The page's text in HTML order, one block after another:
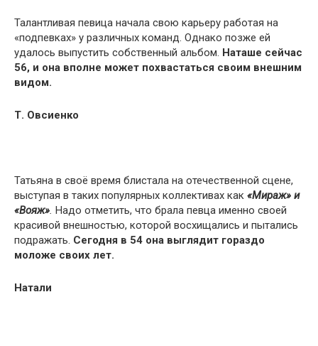
Талантливая певица начала свою карьеру работая на
«подпевках» у различных команд. Однако позже ей
удалось выпустить собственный альбом. Наташе сейчас
56, и она вполне может похвастаться своим внешним
видом.
Т. Овсиенко
Татьяна в своё время блистала на отечественной сцене,
выступая в таких популярных коллективах как «Мираж» и
«Вояж». Надо отметить, что брала певца именно своей
красивой внешностью, которой восхищались и пытались
подражать. Сегодня в 54 она выглядит гораздо
моложе своих лет.
Натали